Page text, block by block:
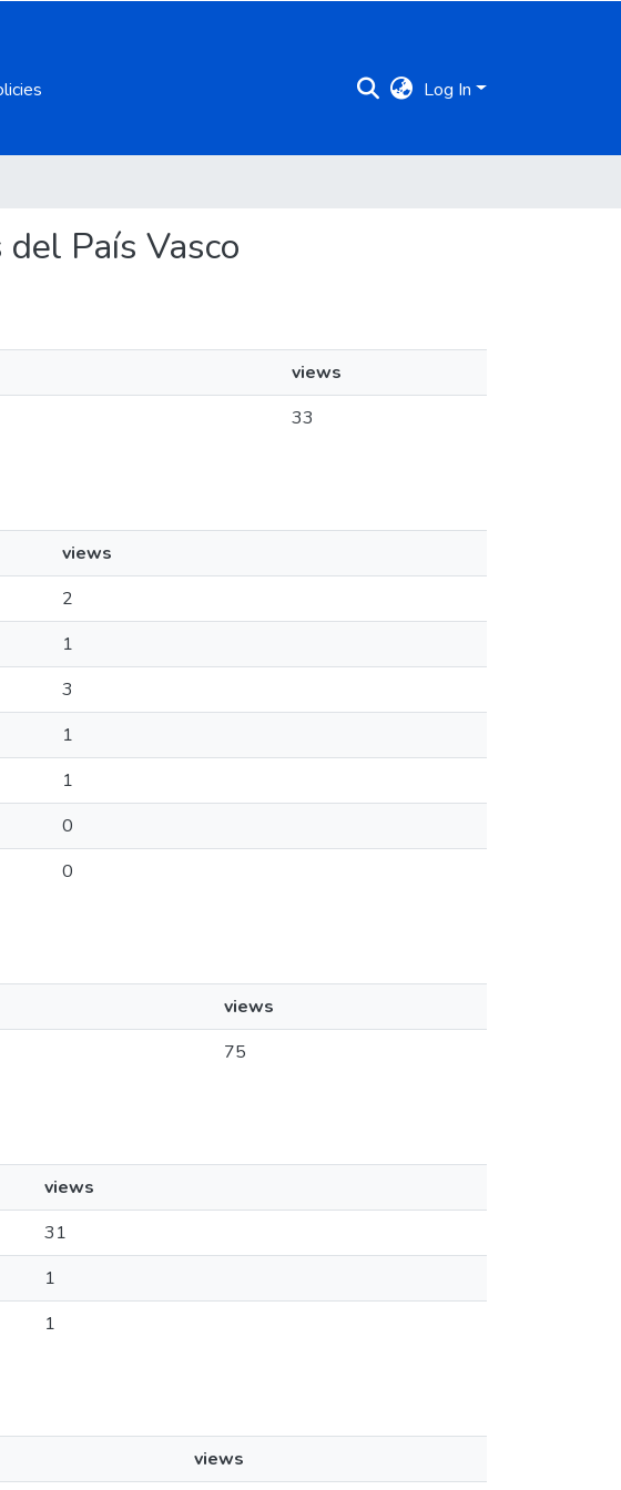
Log In
País Vasco
views
33
views
2
1
3
1
1
0
0
views
75
views
31
1
1
views